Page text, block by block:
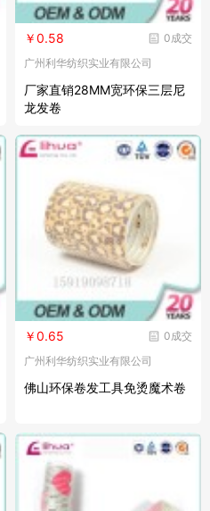
0成交
￥0.58
广州利华纺织实业有限公司
厂家直销28MM宽环保三层尼
龙发卷
0成交
￥0.65
广州利华纺织实业有限公司
佛山环保卷发工具免烫魔术卷